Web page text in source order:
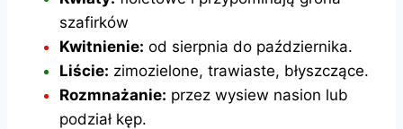
szafirków
Kwitnienie: od sierpnia do października.
Liście: zimozielone, trawiaste, błyszczące.
Rozmnażanie: przez wysiew nasion lub
podział kęp.